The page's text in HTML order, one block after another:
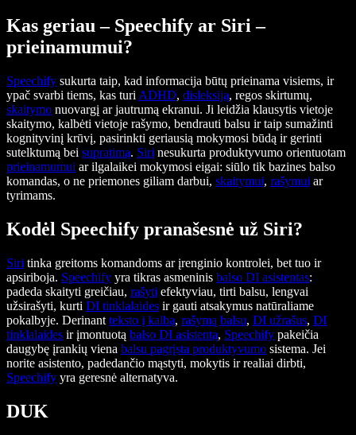
Kas geriau – Speechify ar Siri –
prieinamumui?
Speechify sukurta taip, kad informacija būtų prieinama visiems, ir
ypač svarbi tiems, kas turi ADHD, disleksiją, regos skirtumų,
skaitymo nuovargį ar jautrumą ekranui. Ji leidžia klausytis vietoje
skaitymo, kalbėti vietoje rašymo, bendrauti balsu ir taip sumažinti
kognityvinį krūvį, pasirinkti geriausią mokymosi būdą ir gerinti
sutelktumą bei supratimą. Siri nesukurta produktyvumo orientuotam
prieinamumui ar ilgalaikei mokymosi eigai: siūlo tik bazines balso
komandas, o ne priemones giliam darbui, skaitymui, rašymui ar
tyrimams.
Kodėl Speechify pranašesnė už Siri?
Siri tinka greitoms komandoms ar įrenginio kontrolei, bet tuo ir
apsiriboja. Speechify yra tikras asmeninis balso DI asistentas:
padeda skaityti greičiau, rašyti efektyviau, tirti balsu, lengvai
užsirašyti, kurti DI tinklalaides ir gauti atsakymus natūraliame
pokalbyje. Derinant teksto į kalbą, rašymą balsu, DI užrašus, DI
tinklalaides ir įmontuotą balso DI asistentą, Speechify pakeičia
daugybę įrankių viena balsu pagrįsta produktyvumo sistema. Jei
norite asistento, padedančio mąstyti, mokytis ir realiai dirbti,
Speechify yra geresnė alternatyva.
DUK